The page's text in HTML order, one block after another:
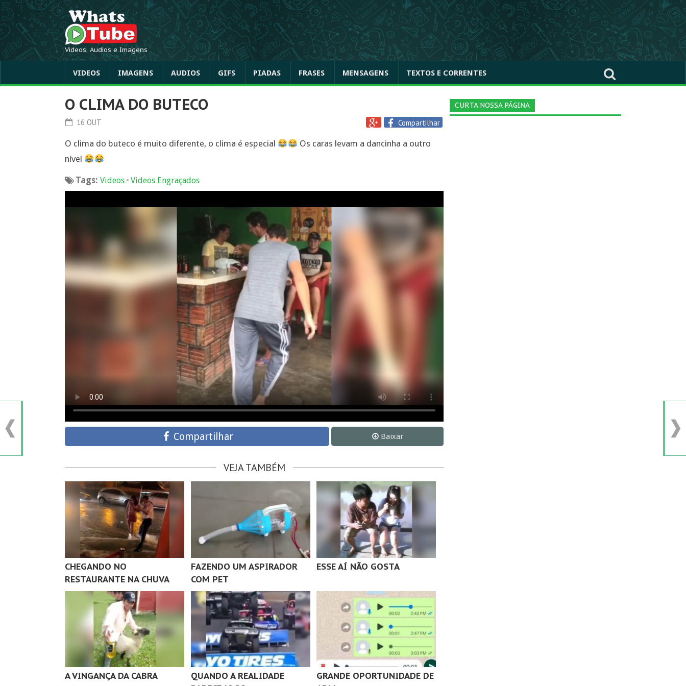
Videos, Audios e Imagens
VIDEOS IMAGENS AUDIOS GIFS PIADAS FRASES MENSAGENS TEXTOS E CORRENTES
O CLIMA DO BUTECO
16 OUT Compartilhar
O clima do buteco é muito diferente, o clima é especial
Os caras levam a dancinha a outro
nível
Tags: Videos • Videos Engraçados
Compartilhar Baixar
VEJA TAMBÉM
CHEGANDO NO
RESTAURANTE NA CHUVA
FAZENDO UM ASPIRADOR
COM PET
ESSE AÍ NÃO GOSTA
A VINGANÇA DA CABRA
QUANDO A REALIDADE
GRANDE OPORTUNIDADE DE
CURTA NOSSA PÁGINA